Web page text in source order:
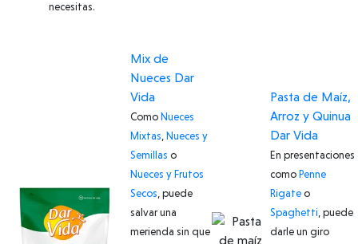
necesitas.
Mix de
Nueces Dar
Vida
Como Nueces
Mixtas, Nueces y
Semillas o
Nueces y Frutos
Secos, puede
salvar una
merienda sin que
Pasta de Maíz,
Arroz y Quinua
Dar Vida
En presentaciones
como Penne
Rigate o
Spaghetti, puede
darle un giro